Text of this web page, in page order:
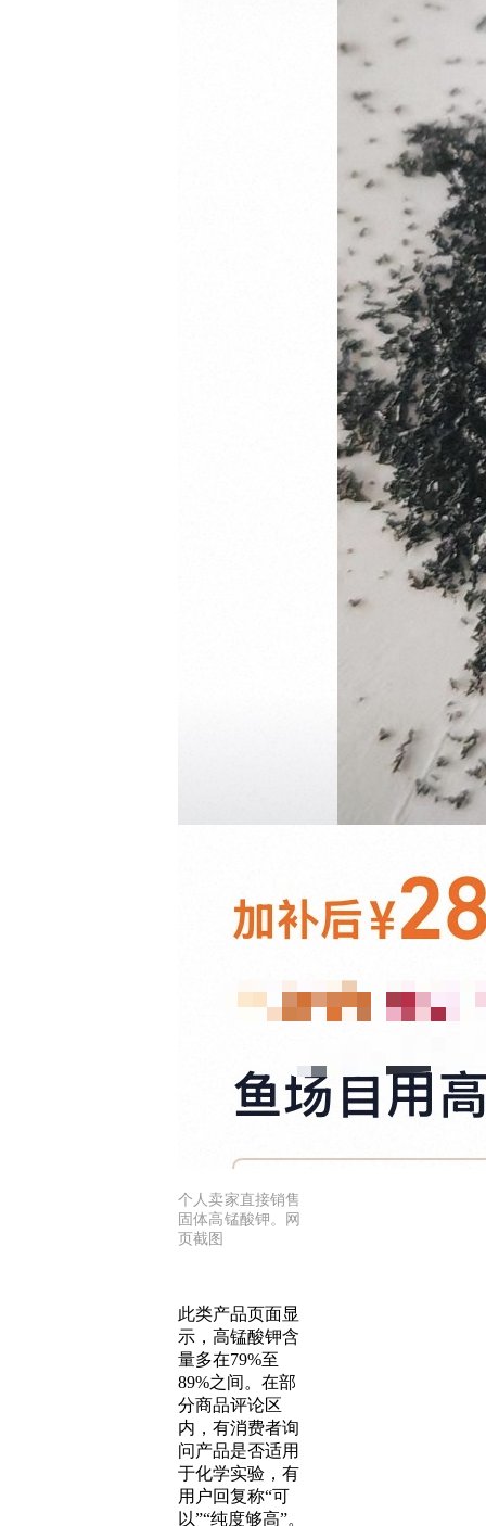
个人卖家直接销售
固体高锰酸钾。网
页截图
此类产品页面显
示，高锰酸钾含
量多在79%至
89%之间。在部
分商品评论区
内，有消费者询
问产品是否适用
于化学实验，有
用户回复称“可
以”“纯度够高”。